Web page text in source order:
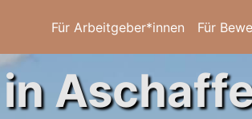
Für Arbeitgeber*innen Für